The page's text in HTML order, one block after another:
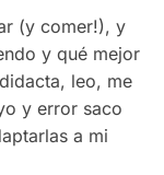
(y comer!), y
y qué mejor
leo, me
y error saco
a mi